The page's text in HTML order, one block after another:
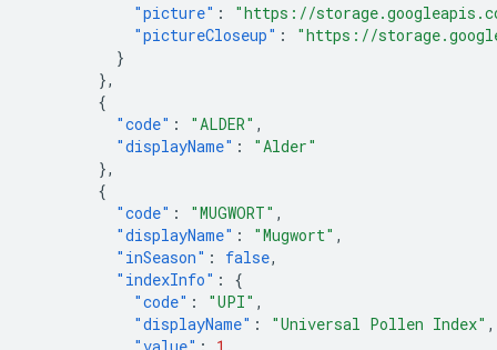
"picture" :
"https://
"pictureCloseup" :
"https://
}
},
{
"code" : "ALDER" ,
"displayName" :
"Alder"
},
{
"code" : "MUGWORT" ,
"displayName" : "Mugwort" ,
"inSeason" : false,
"indexInfo" :
{
"code" : "UPI" ,
"displayName" : "Universal Pollen Index" ,